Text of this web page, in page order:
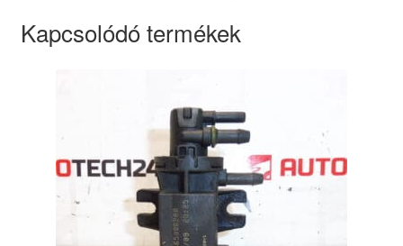
Kapcsolódó termékek